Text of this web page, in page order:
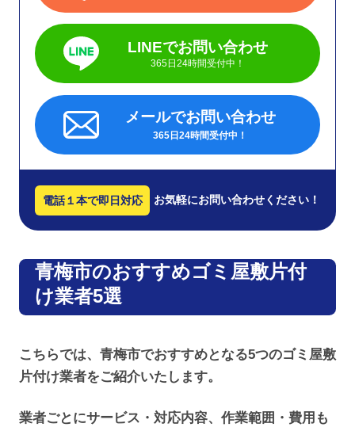
LINEでお問い合わせ
365日24時間受付中！
メールでお問い合わせ
365日24時間受付中！
電話１本で即日対応 お気軽にお問い合わせください！
青梅市のおすすめゴミ屋敷片付
け業者5選
こちらでは、青梅市でおすすめとなる5つのゴミ屋敷
片付け業者をご紹介いたします。
業者ごとにサービス・対応内容、作業範囲・費用も